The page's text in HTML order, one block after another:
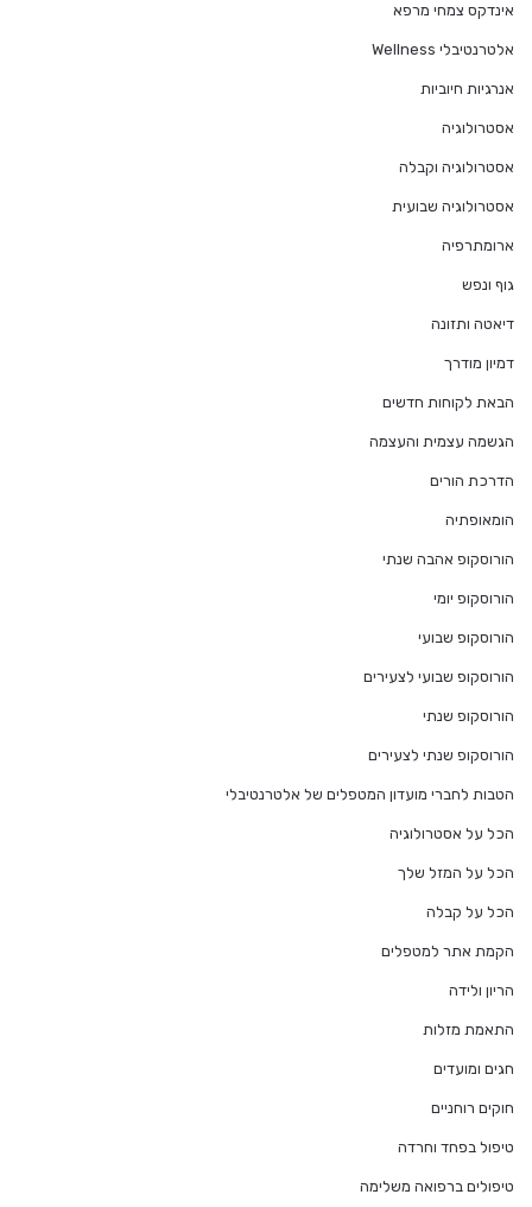
אינדקס צמחי מרפא
אלטרנטיבלי Wellness
אנרגיות חיוביות
אסטרולוגיה
אסטרולוגיה וקבלה
אסטרולוגיה שבועית
ארומתרפיה
גוף ונפש
דיאטה ותזונה
דמיון מודרך
הבאת לקוחות חדשים
הגשמה עצמית והעצמה
הדרכת הורים
הומאופתיה
הורוסקופ אהבה שנתי
הורוסקופ יומי
הורוסקופ שבועי
הורוסקופ שבועי לצעירים
הורוסקופ שנתי
הורוסקופ שנתי לצעירים
הטבות לחברי מועדון המטפלים של אלטרנטיבלי
הכל על אסטרולוגיה
הכל על המזל שלך
הכל על קבלה
הקמת אתר למטפלים
הריון ולידה
התאמת מזלות
חגים ומועדים
חוקים רוחניים
טיפול בפחד וחרדה
טיפולים ברפואה משלימה